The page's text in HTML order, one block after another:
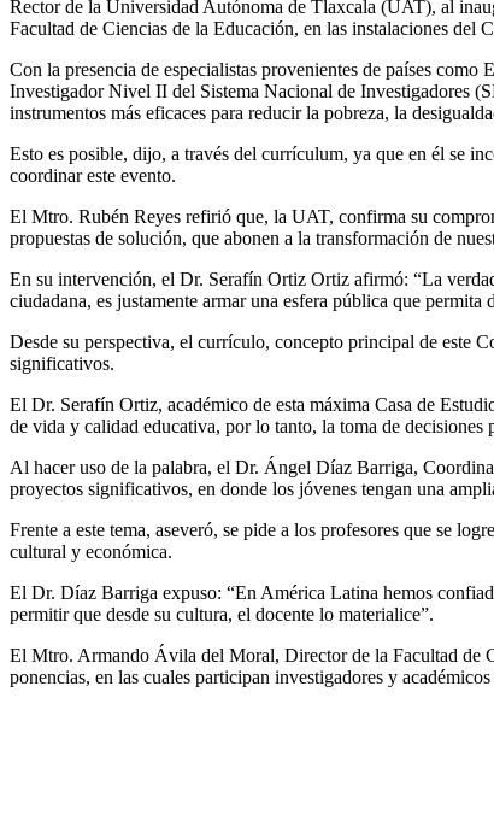
Rector de la Universidad Autónoma de Tlaxcala (UAT), al
Facultad de Ciencias de la Educación, en las instalaciones del
Con la presencia de especialistas provenientes de países
Investigador Nivel II del Sistema Nacional de Investigadores
instrumentos más eficaces para reducir la pobreza, la
Esto es posible, dijo, a través del currículum, ya que en él se
coordinar este evento.
El Mtro. Rubén Reyes refirió que, la UAT, confirma su
propuestas de solución, que abonen a la transformación de
En su intervención, el Dr. Serafín Ortiz Ortiz afirmó: “La
ciudadana, es justamente armar una esfera pública que
Desde su perspectiva, el currículo, concepto principal de este
significativos.
El Dr. Serafín Ortiz, académico de esta máxima Casa de
de vida y calidad educativa, por lo tanto, la toma de decisiones
Al hacer uso de la palabra, el Dr. Ángel Díaz Barriga,
proyectos significativos, en donde los jóvenes tengan una
Frente a este tema, aseveró, se pide a los profesores que se
cultural y económica.
El Dr. Díaz Barriga expuso: “En América Latina hemos
permitir que desde su cultura, el docente lo materialice”.
El Mtro. Armando Ávila del Moral, Director de la Facultad de
ponencias, en las cuales participan investigadores y